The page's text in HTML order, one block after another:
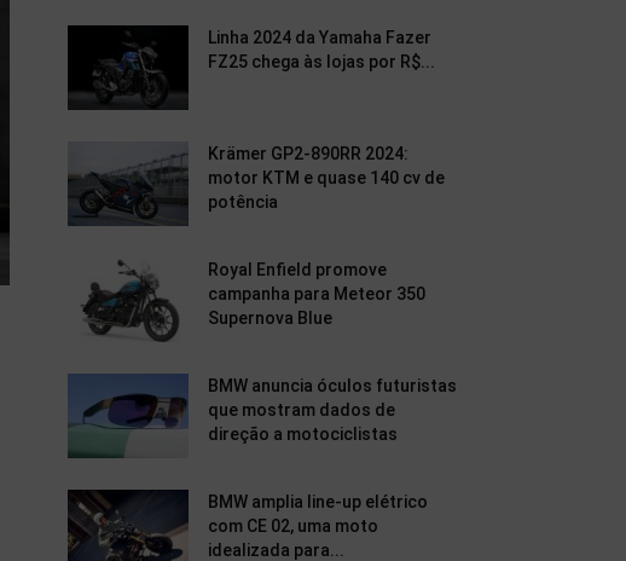
Linha 2024 da Yamaha Fazer
FZ25 chega às lojas por R$...
Krämer GP2-890RR 2024:
motor KTM e quase 140 cv de
potência
Royal Enfield promove
campanha para Meteor 350
Supernova Blue
BMW anuncia óculos futuristas
que mostram dados de
direção a motociclistas
BMW amplia line-up elétrico
com CE 02, uma moto
idealizada para...